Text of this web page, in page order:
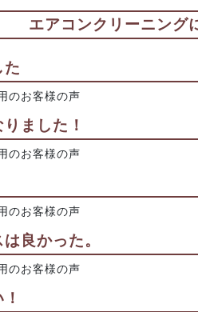
エアコンクリーニング
た
のお客様の声
ました！
のお客様の声
のお客様の声
良かった。
のお客様の声